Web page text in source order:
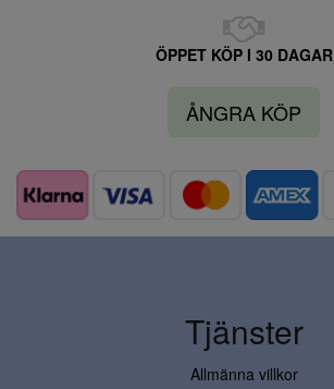
ÖPPET KÖP I 30 DAGAR
ÅNGRA KÖP
Tjänster
Allmänna villkor